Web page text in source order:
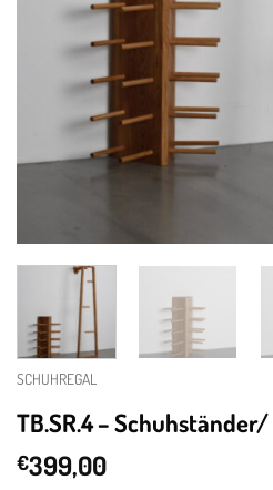
SCHUHREGAL
TB.SR.4 –
€399,00